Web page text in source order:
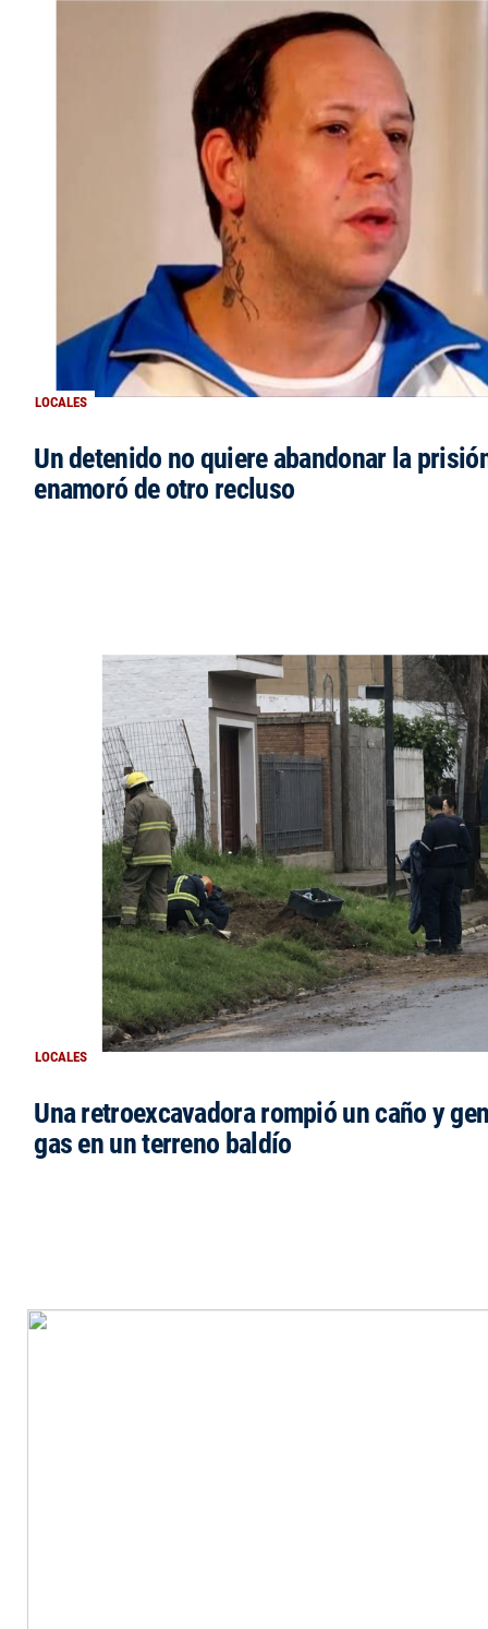
LOCALES
Un detenido no quiere abandonar la
enamoró de otro recluso
LOCALES
Una retroexcavadora rompió un caño y
gas en un terreno baldío